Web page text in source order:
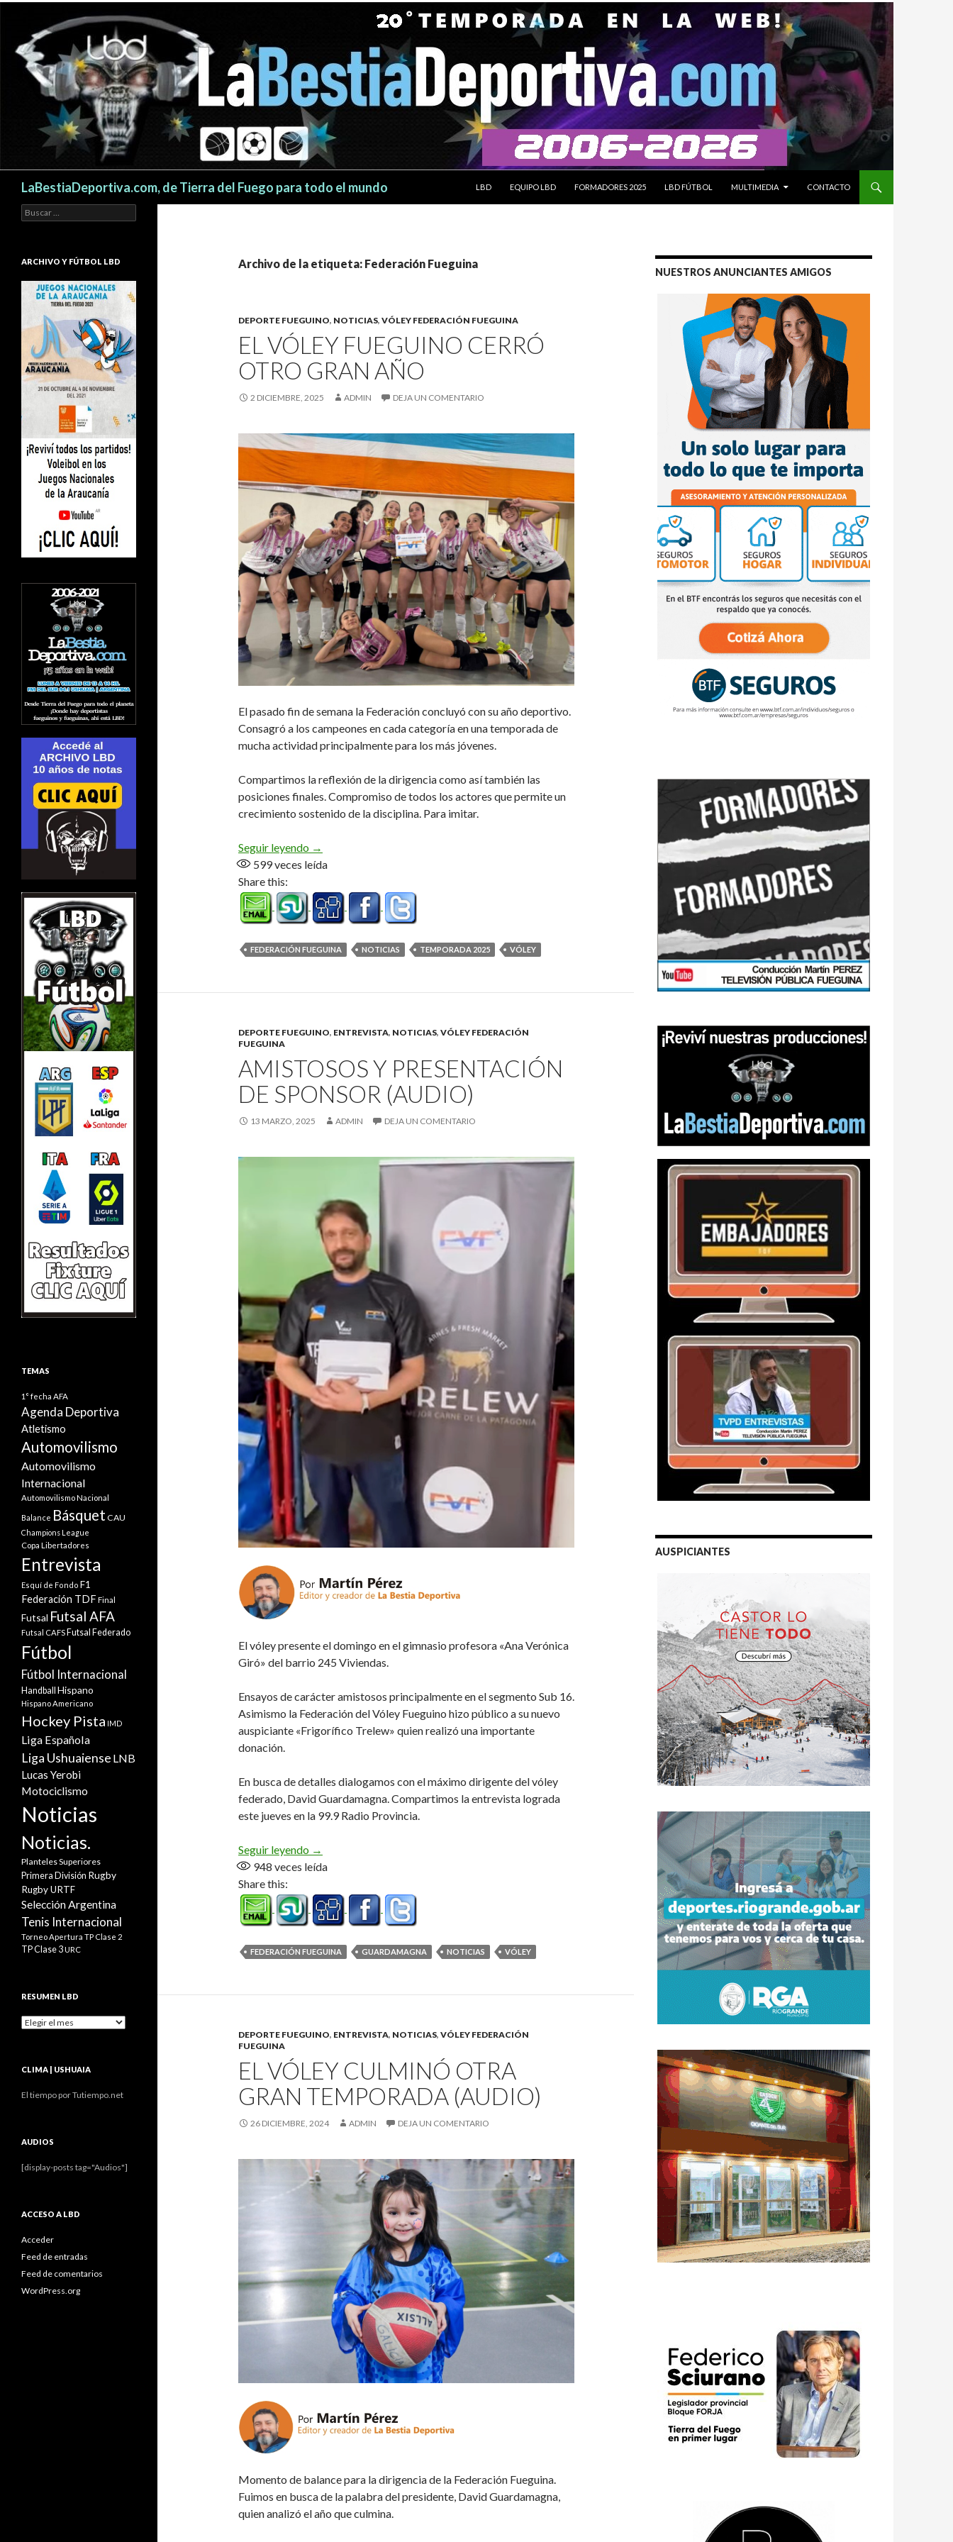
LaBestiaDeportiva.com, de Tierra del Fuego para todo el mundo
LBD
EQUIPO LBD FORMADORES 2025 LBD FÚTBOL MULTIMEDIA CONTACTO
Archivo de la etiqueta: Federación Fueguina
DEPORTE FUEGUINO, NOTICIAS, VÓLEY FEDERACIÓN FUEGUINA
EL VÓLEY FUEGUINO CERRÓ
OTRO GRAN AÑO
2 DICIEMBRE, 2025 ADMIN DEJA UN COMENTARIO
El pasado fin de semana la Federación concluyó con su año deportivo.
Consagró a los campeones en cada categoría en una temporada de
mucha actividad principalmente para los más jóvenes.
Compartimos la reflexión de la dirigencia como así también las
posiciones finales. Compromiso de todos los actores que permite un
crecimiento sostenido de la disciplina. Para imitar.
Seguir leyendo El vóley fueguino cerró otro gran año
→
599veces leída
Share this:
FEDERACIÓN FUEGUINA NOTICIAS TEMPORADA 2025 VÓLEY
DEPORTE FUEGUINO, ENTREVISTA, NOTICIAS, VÓLEY FEDERACIÓN
FUEGUINA
AMISTOSOS Y PRESENTACIÓN
DE SPONSOR (AUDIO)
13 MARZO, 2025 ADMIN DEJA UN COMENTARIO
El vóley presente el domingo en el gimnasio profesora «Ana Verónica
Giró» del barrio 245 Viviendas.
Ensayos de carácter amistosos principalmente en el segmento Sub 16.
Asimismo la Federación del Vóley Fueguino hizo público a su nuevo
auspiciante «Frigorífico Trelew» quien realizó una importante
donación.
En busca de detalles dialogamos con el máximo dirigente del vóley
federado, David Guardamagna. Compartimos la entrevista lograda
este jueves en la 99.9 Radio Provincia.
Seguir leyendo Amistosos y presentación de sponsor (Audio)
→
948 veces leída
Share this:
FEDERACIÓN FUEGUINA GUARDAMAGNA NOTICIAS VÓLEY
DEPORTE FUEGUINO, ENTREVISTA, NOTICIAS, VÓLEY FEDERACIÓN
FUEGUINA
EL VÓLEY CULMINÓ OTRA
GRAN TEMPORADA (AUDIO)
26 DICIEMBRE, 2024 ADMIN DEJA UN COMENTARIO
Momento de balance para la dirigencia de la Federación Fueguina.
Fuimos en busca de la palabra del presidente, David Guardamagna,
quien analizó el año que culmina.
NUESTROS ANUNCIANTES AMIGOS
AUSPICIANTES
Buscar:
ARCHIVO Y FÚTBOL LBD
TEMAS
1° fecha AFA
Agenda Deportiva
Atletismo
Automovilismo
Automovilismo
Internacional
Automovilismo Nacional
Balance Básquet CAU
Champions League
Copa Libertadores
Entrevista
Esquí de Fondo F1
Federación TDF Final
Futsal Futsal AFA
Futsal CAFS Futsal Federado
Fútbol
Fútbol Internacional
Handball Hispano
Hispano Americano
Hockey Pista IMD
Liga Española
Liga Ushuaiense LNB
Lucas Yerobi
Motociclismo
Noticias
Noticias.
Planteles Superiores
Primera División Rugby
Rugby URTF
Selección Argentina
Tenis Internacional
Torneo Apertura TP Clase 2
TP Clase 3URC
RESUMEN LBD
Resumen
CLIMA | USHUAIA
El tiempo por Tutiempo.net
AUDIOS
[display-posts tag="Audios"]
ACCESO A LBD
Acceder
Feed de entradas
Feed de comentarios
WordPress.org